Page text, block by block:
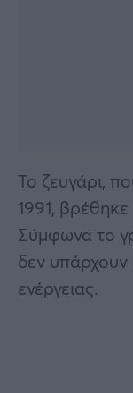
Το ζευγάρι,
1991,
Σύμφωνα το
δεν υπάρχουν
ενέργειας.